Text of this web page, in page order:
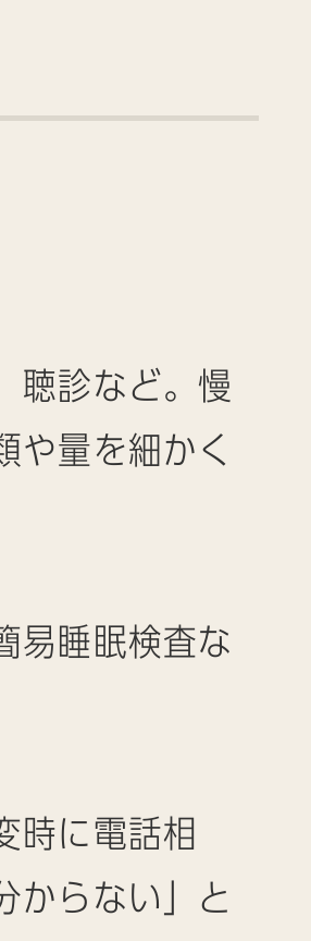
聴診など。慢
や量を細かく
易睡眠検査な
時に電話相
からない」と